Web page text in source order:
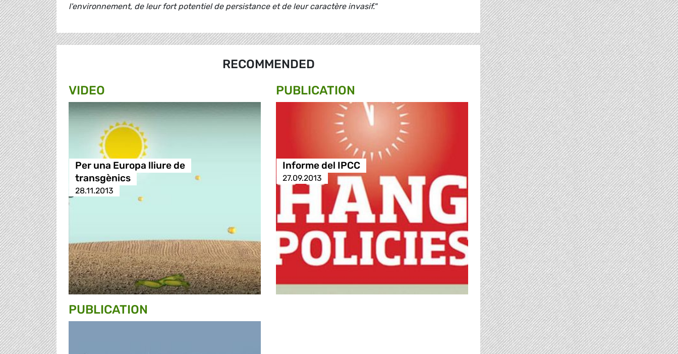
l'environnement, de leur fort potentiel de persistance et de leur caractère invasif."
RECOMMENDED
VIDEO
Per una Europa lliure de
transgènics
28.11.2013
PUBLICATION
Informe del IPCC
27.09.2013
PUBLICATION